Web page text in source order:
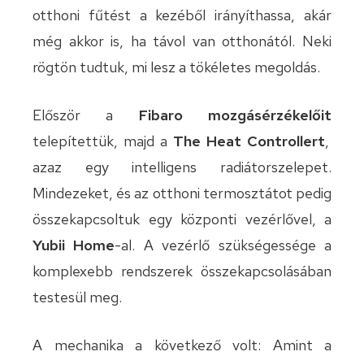
otthoni fűtést a kezéből irányíthassa, akár
még akkor is, ha távol van otthonától. Neki
rögtön tudtuk, mi lesz a tökéletes megoldás.
Először a Fibaro mozgásérzékelőit
telepítettük, majd a The Heat Controllert,
azaz egy intelligens radiátorszelepet.
Mindezeket, és az otthoni termosztátot pedig
összekapcsoltuk egy központi vezérlővel, a
Yubii Home-al. A vezérlő szükségessége a
komplexebb rendszerek összekapcsolásában
testesül meg.
A mechanika a következő volt: Amint a